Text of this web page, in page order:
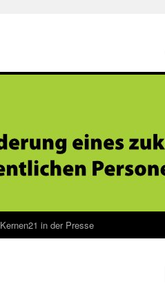
Kernen21 in der Presse